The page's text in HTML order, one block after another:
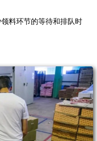
料环节的等待和排队时